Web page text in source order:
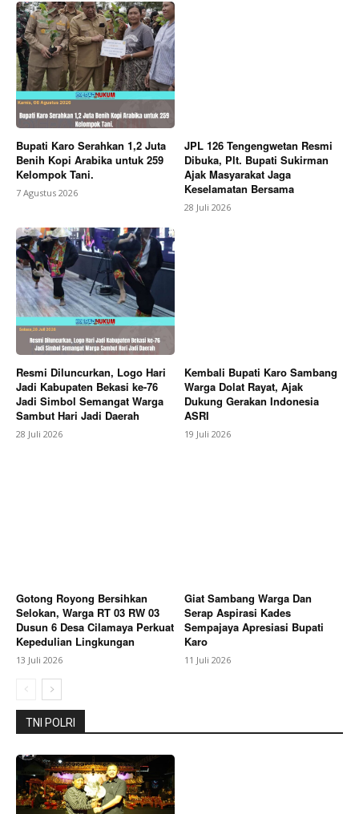
SUBSCRIBE NOW
About
Contact us
Subscription Plans
My account
Bagikan Artikel
Berita Lainnya Samsat Kabupaten Bekasi Berusaha
mempermudah Masyarakat membayar Pajak
Bupati Karo Serahkan 1,2 Juta
Benih Kopi Arabika untuk 259
Kelompok Tani.
7 Agustus 2026
JPL 126 Tengengwetan Resmi
Dibuka, Plt. Bupati Sukirman
Ajak Masyarakat Jaga
Keselamatan Bersama
28 Juli 2026
Resmi Diluncurkan, Logo Hari
Jadi Kabupaten Bekasi ke-76
Jadi Simbol Semangat Warga
Sambut Hari Jadi Daerah
28 Juli 2026
Kembali Bupati Karo Sambang
Warga Dolat Rayat, Ajak
Dukung Gerakan Indonesia
ASRI
19 Juli 2026
Gotong Royong Bersihkan
Selokan, Warga RT 03 RW 03
Dusun 6 Desa Cilamaya Perkuat
Kepedulian Lingkungan
13 Juli 2026
Giat Sambang Warga Dan
Serap Aspirasi Kades
Sempajaya Apresiasi Bupati
Karo
11 Juli 2026
TNI POLRI